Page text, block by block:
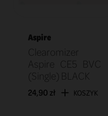
Aspire
Clearomizer
Aspire CE5 BVC
(Single) BLACK
24,90 zł KOSZYK